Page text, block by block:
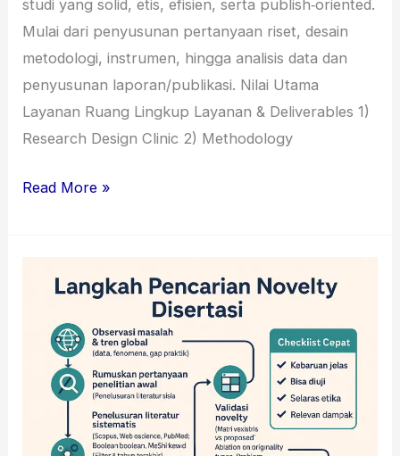
studi yang solid, etis, efisien, serta publish‑oriented.
Mulai dari penyusunan pertanyaan riset, desain
metodologi, instrumen, hingga analisis data dan
penyusunan laporan/publikasi. Nilai Utama
Layanan Ruang Lingkup Layanan & Deliverables 1)
Research Design Clinic 2) Methodology
Read More »
Novelty